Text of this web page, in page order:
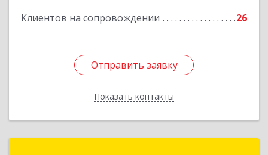
Клиентов на сопровождении 26
Отправить заявку
Показать контакты
Отправить заявку
Назад